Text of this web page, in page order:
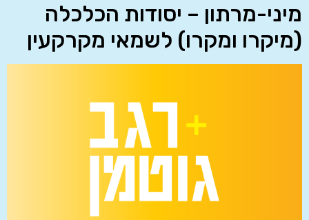
מיני-מרתון – יסודות הכלכלה
(מיקרו ומקרו) לשמאי מקרקעין